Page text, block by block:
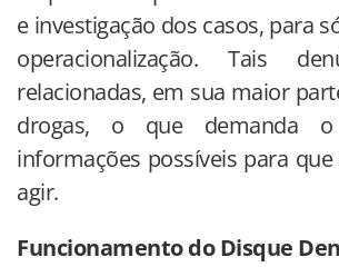
e investigação dos casos, para
operacionalização. Tais
relacionadas, em sua maior
drogas, o que demanda
informações possíveis para
agir.
Funcionamento do Disque